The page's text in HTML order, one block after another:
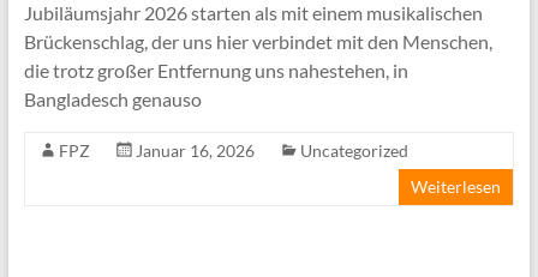
Jubiläumsjahr 2026 starten als mit einem musikalischen
Brückenschlag, der uns hier verbindet mit den Menschen,
die trotz großer Entfernung uns nahestehen, in
Bangladesch genauso
FPZ Januar 16, 2026
Uncategorized
Weiterlesen